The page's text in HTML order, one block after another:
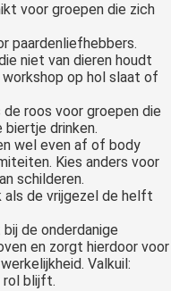
voor groepen die zich
paardenliefhebbers.
niet van dieren houdt
op hol slaat of
roos voor groepen die
biertje drinken.
wel even af of body
Kies anders voor
schilderen.
als de vrijgezel de helft
bij de onderdanige
en zorgt hierdoor voor
Valkuil:
rol blijft.